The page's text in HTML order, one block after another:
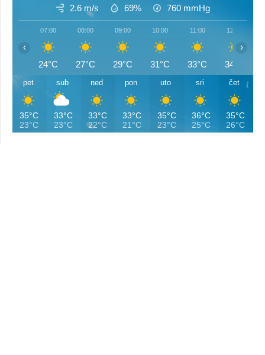
2.6 m/s 69% 760 mmHg
07:00
24°C
08:00
27°C
09:00
29°C
10:00
31°C
11:00
33°C
12:00
34°C
‹ ›
pet
35°C
23°C
sub
33°C
23°C
ned
33°C
22°C
pon
33°C
21°C
uto
35°C
23°C
sri
36°C
25°C
čet
35°C
26°C